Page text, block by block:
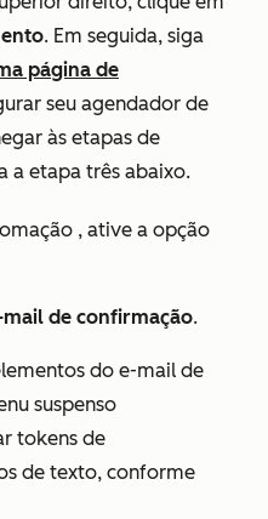
. Em seguida, siga
página de
seu agendador de
às etapas de
a etapa três abaixo.
, ative a opção
de confirmação.
do e-mail de
suspenso
tokens de
de texto, conforme